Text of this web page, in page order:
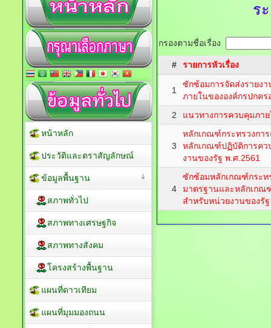
ร
กรองตามชื่อเรื่อง
# รายการหัวเรื่อง
1
ซักซ้อมการจัดส่งรายง
ภายในขององค์กรปกค
2
แนวทางการควบคุมภา
3
หลักเกณฑ์กระทรวงกา
หลักเกณฑ์ปฏิบัติการคว
งานของรัฐ พ.ศ.2561
4
ซักซ้อมหลักเกณฑ์กระท
มาตรฐานและหลักเกณ
สำหรับหน่วยงานของรั
หน้าหลัก
ประวัติและตราสัญลักษณ์
ข้อมูลพื้นฐาน
สภาพทั่วไป
สภาพทางเศรษฐกิจ
สภาพทางสังคม
โครงสร้างพื้นฐาน
แผนที่ดาวเทียม
แผนที่มุมมองถนน